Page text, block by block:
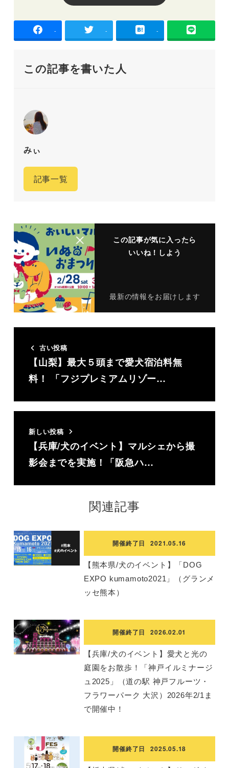
- - -
この記事を書いた人
みぃ
記事一覧
この記事が気に入ったら
いいね！しよう
最新の情報をお届けします
古い投稿
【山梨】最大５頭まで愛犬宿泊料無
料！ 「フジプレミアムリゾー…
新しい投稿
【兵庫/犬のイベント】マルシェから撮
影会までを実施！「阪急ハ…
関連記事
開催終了日 2021.05.16
【熊本県/犬のイベント】「DOG
EXPO kumamoto2021」（グランメ
ッセ熊本）
開催終了日 2026.02.01
【兵庫/犬のイベント】愛犬と光の
庭園をお散歩！「神戸イルミナージ
ュ2025」（道の駅 神戸フルーツ・
フラワーパーク 大沢）2026年2/1ま
で開催中！
開催終了日 2025.05.18